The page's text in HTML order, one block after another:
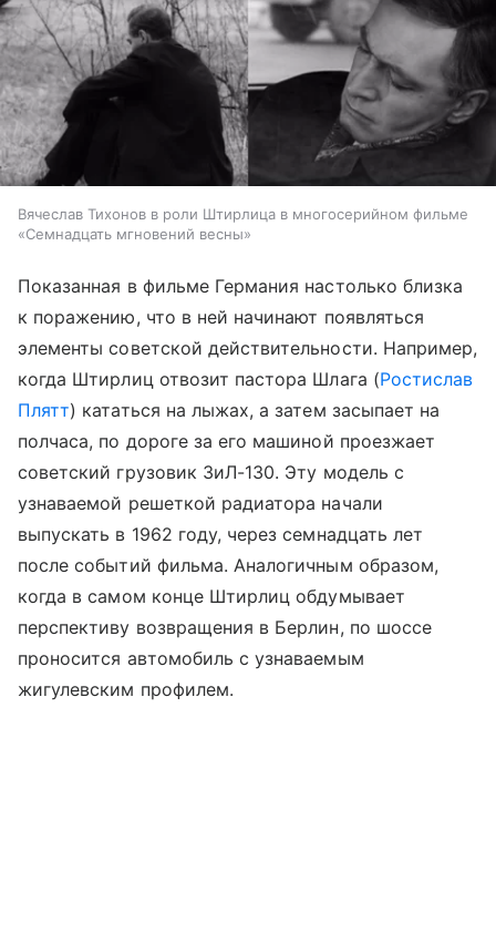
Вячеслав Тихонов в роли Штирлица в многосерийном фильме
«Семнадцать мгновений весны»
Показанная в фильме Германия настолько близка
к поражению, что в ней начинают появляться
элементы советской действительности. Например,
когда Штирлиц отвозит пастора Шлага (Ростислав
Плятт) кататься на лыжах, а затем засыпает на
полчаса, по дороге за его машиной проезжает
советский грузовик ЗиЛ-130. Эту модель с
узнаваемой решеткой радиатора начали
выпускать в 1962 году, через семнадцать лет
после событий фильма. Аналогичным образом,
когда в самом конце Штирлиц обдумывает
перспективу возвращения в Берлин, по шоссе
проносится автомобиль с узнаваемым
жигулевским профилем.